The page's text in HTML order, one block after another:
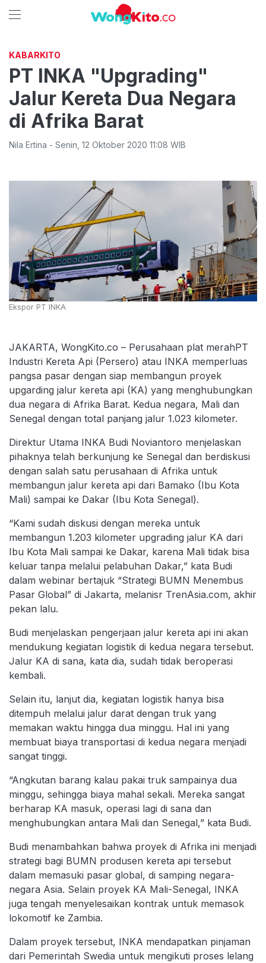
KABARKITO
PT INKA "Upgrading"
Jalur Kereta Dua Negara
di Afrika Barat
Nila Ertina - Senin 12 Oktober 2020 11:08 WIB
Ekspor PT INKA
JAKARTA, WongKito.co – Perusahaan plat merahPT
Industri Kereta Api (Persero) atau INKA memperluas
pangsa pasar dengan siap membangun proyek
upgarding jalur kereta api (KA) yang menghubungkan
dua negara di Afrika Barat. Kedua negara, Mali dan
Senegal dengan total panjang jalur 1.023 kilometer.
Direktur Utama INKA Budi Noviantoro menjelaskan
pihaknya telah berkunjung ke Senegal dan berdiskusi
dengan salah satu perusahaan di Afrika untuk
membangun jalur kereta api dari Bamako (Ibu Kota
Mali) sampai ke Dakar (Ibu Kota Senegal).
“Kami sudah diskusi dengan mereka untuk
membangun 1.203 kilometer upgrading jalur KA dari
Ibu Kota Mali sampai ke Dakar, karena Mali tidak bisa
keluar tanpa melalui pelabuhan Dakar,” kata Budi
dalam webinar bertajuk “Strategi BUMN Menembus
Pasar Global” di Jakarta, melanisr TrenAsia.com, akhir
pekan lalu.
Budi menjelaskan pengerjaan jalur kereta api ini akan
mendukung kegiatan logistik di kedua negara tersebut.
Jalur KA di sana, kata dia, sudah tidak beroperasi
kembali.
Selain itu, lanjut dia, kegiatan logistik hanya bisa
ditempuh melalui jalur darat dengan truk yang
memakan waktu hingga dua minggu. Hal ini yang
membuat biaya transportasi di kedua negara menjadi
sangat tinggi.
“Angkutan barang kalau pakai truk sampainya dua
minggu, sehingga biaya mahal sekali. Mereka sangat
berharap KA masuk, operasi lagi di sana dan
menghubungkan antara Mali dan Senegal,” kata Budi.
Budi menambahkan bahwa proyek di Afrika ini menjadi
strategi bagi BUMN produsen kereta api tersebut
dalam memasuki pasar global, di samping negara-
negara Asia. Selain proyek KA Mali-Senegal, INKA
juga tengah menyelesaikan kontrak untuk memasok
lokomotif ke Zambia.
Dalam proyek tersebut, INKA mendapatkan pinjaman
dari Pemerintah Swedia untuk mengikuti proses lelang